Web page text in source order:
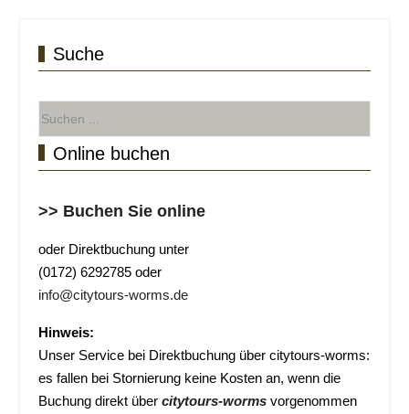
Suche
Online buchen
>> Buchen Sie online
oder Direktbuchung unter
(0172) 6292785 oder
info@citytours-worms.de
Hinweis:
Unser Service bei Direktbuchung über citytours-worms:
es fallen bei Stornierung keine Kosten an, wenn die
Buchung direkt über citytours-wormsvorgenommen